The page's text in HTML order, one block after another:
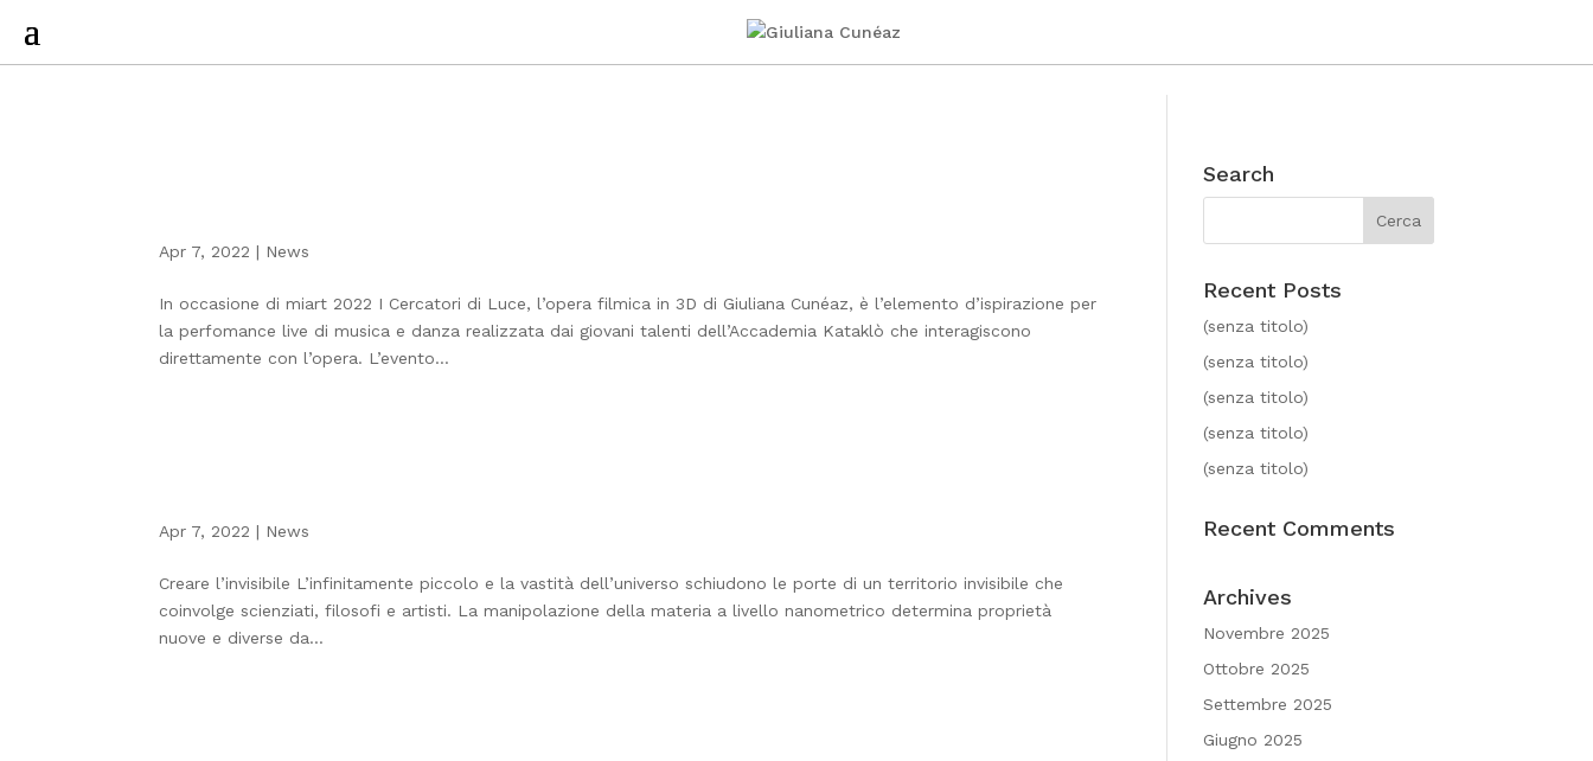
Apr 7, 2022 | News
In occasione di miart 2022 I Cercatori di Luce, l’opera filmica in 3D di Giuliana Cunéaz, è l’elemento d’ispirazione per
la perfomance live di musica e danza realizzata dai giovani talenti dell’Accademia Kataklò che interagiscono
direttamente con l’opera. L’evento...
Apr 7, 2022 | News
Creare l’invisibile L’infinitamente piccolo e la vastità dell’universo schiudono le porte di un territorio invisibile che
coinvolge scienziati, filosofi e artisti. La manipolazione della materia a livello nanometrico determina proprietà
nuove e diverse da...
Search
Recent Posts
(senza titolo)
(senza titolo)
(senza titolo)
(senza titolo)
(senza titolo)
Recent Comments
Archives
Novembre 2025
Ottobre 2025
Settembre 2025
Giugno 2025